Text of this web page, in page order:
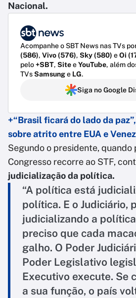
Nacional.
Acompanhe o SBT News nas TVs
(586), Vivo (576), Sky (580) eOi
pelo+SBT, SiteeYouTube, além
TVsSamsunge LG.
Siga no Google
+“Brasil ficará do lado da
sobre atrito entre EUA e
Segundo o presidente, quando
Congresso recorre ao STF,
judicialização da política.
“A política está
política. E o Judiciário,
judicializando a
preciso que cada
galho. O Poder
Poder Legislativo
Executivo execute. Se
a sua função, o país